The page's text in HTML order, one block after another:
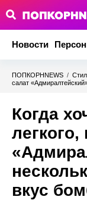
Новости
ПОПКОРНNEWS /
салат
Когда
вкус